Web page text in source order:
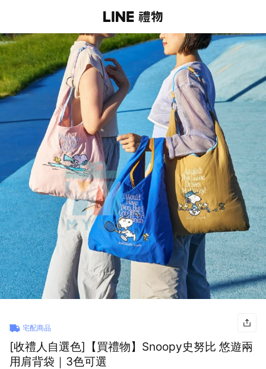
宅配商品
[收禮人自選色]【買禮物】Snoopy史努比 悠遊兩
用肩背袋｜3色可選